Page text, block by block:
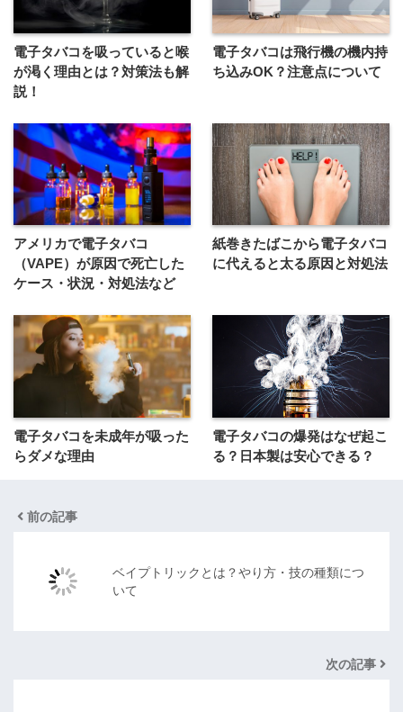
電子タバコを吸っていると喉
が渇く理由とは？対策法も解
説！
電子タバコは飛行機の機内持
ち込みOK？注意点について
アメリカで電子タバコ
（VAPE）が原因で死亡した
ケース・状況・対処法など
紙巻きたばこから電子タバコ
に代えると太る原因と対処法
電子タバコを未成年が吸った
らダメな理由
電子タバコの爆発はなぜ起こ
る？日本製は安心できる？
前の記事
ベイプトリックとは？やり方・技の種類につ
いて
次の記事